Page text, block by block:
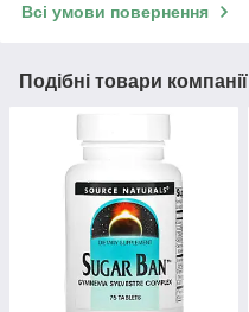
Всі умови повернення
Подібні товари компанії